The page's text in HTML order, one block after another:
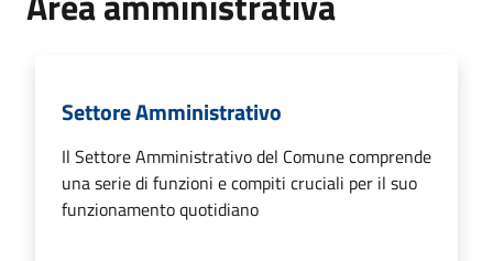
Settore Amministrativo
Il Settore Amministrativo del Comune comprende
una serie di funzioni e compiti cruciali per il suo
funzionamento quotidiano